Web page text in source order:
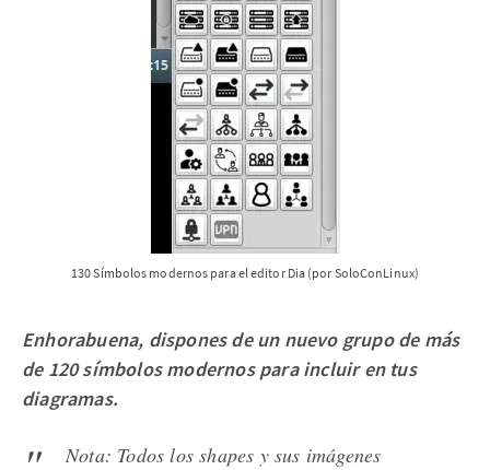
130 Símbolos modernos para el editor Dia (por SoloConLinux)
Enhorabuena, dispones de un nuevo grupo de más
de 120 símbolos modernos para incluir en tus
diagramas.
Nota: Todos los shapes y sus imágenes